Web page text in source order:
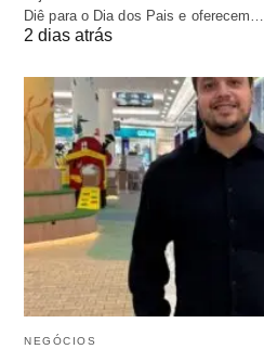
Diê para o Dia dos Pais e oferecem…
2 dias atrás
NEGÓCIOS